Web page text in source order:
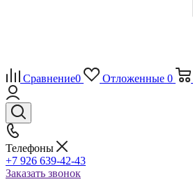
Сравнение0 Отложенные 0
Телефоны
+7 926 639-42-43
Заказать звонок